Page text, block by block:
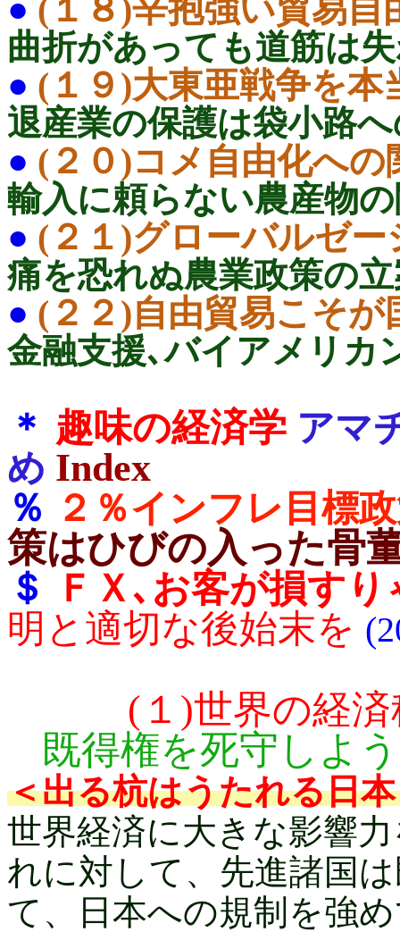
● (１８)辛抱強い貿易
曲折があっても道筋は
● (１９)大東亜戦争を
退産業の保護は袋小路
● (２０)コメ自由化へ
輸入に頼らない農産物
● (２１)グローバルゼ
痛を恐れぬ農業政策の
● (２２)自由貿易こそ
金融支援､バイアメリカ
＊ 趣味の経済学 アマ
め Index
％ ２％インフレ目標
策はひびの入った骨
＄
ＦＸ､お客が損す
明と適切な後始末を
(１)世界の経
既得権を死守しよ
＜出る杭はうたれる日
世界経済に大きな影響
れに対して、先進諸国
て、日本への規制を強